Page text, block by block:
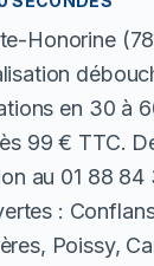
Honorine
en 30 à
99 € TTC.
au 01 88 84
:
Poissy,